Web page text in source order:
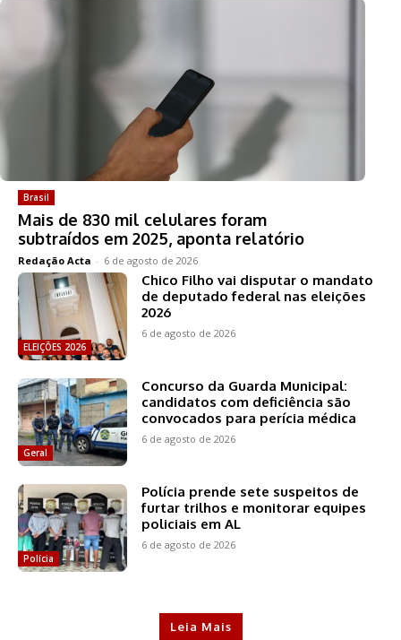
Brasil
Mais de 830 mil celulares foram
subtraídos em 2025, aponta relatório
Redação Acta - 6 de agosto de 2026
ELEIÇÕES 2026
Chico Filho vai disputar o mandato
de deputado federal nas eleições
2026
6 de agosto de 2026
Geral
Concurso da Guarda Municipal:
candidatos com deficiência são
convocados para perícia médica
6 de agosto de 2026
Polícia
Polícia prende sete suspeitos de
furtar trilhos e monitorar equipes
policiais em AL
6 de agosto de 2026
Leia Mais